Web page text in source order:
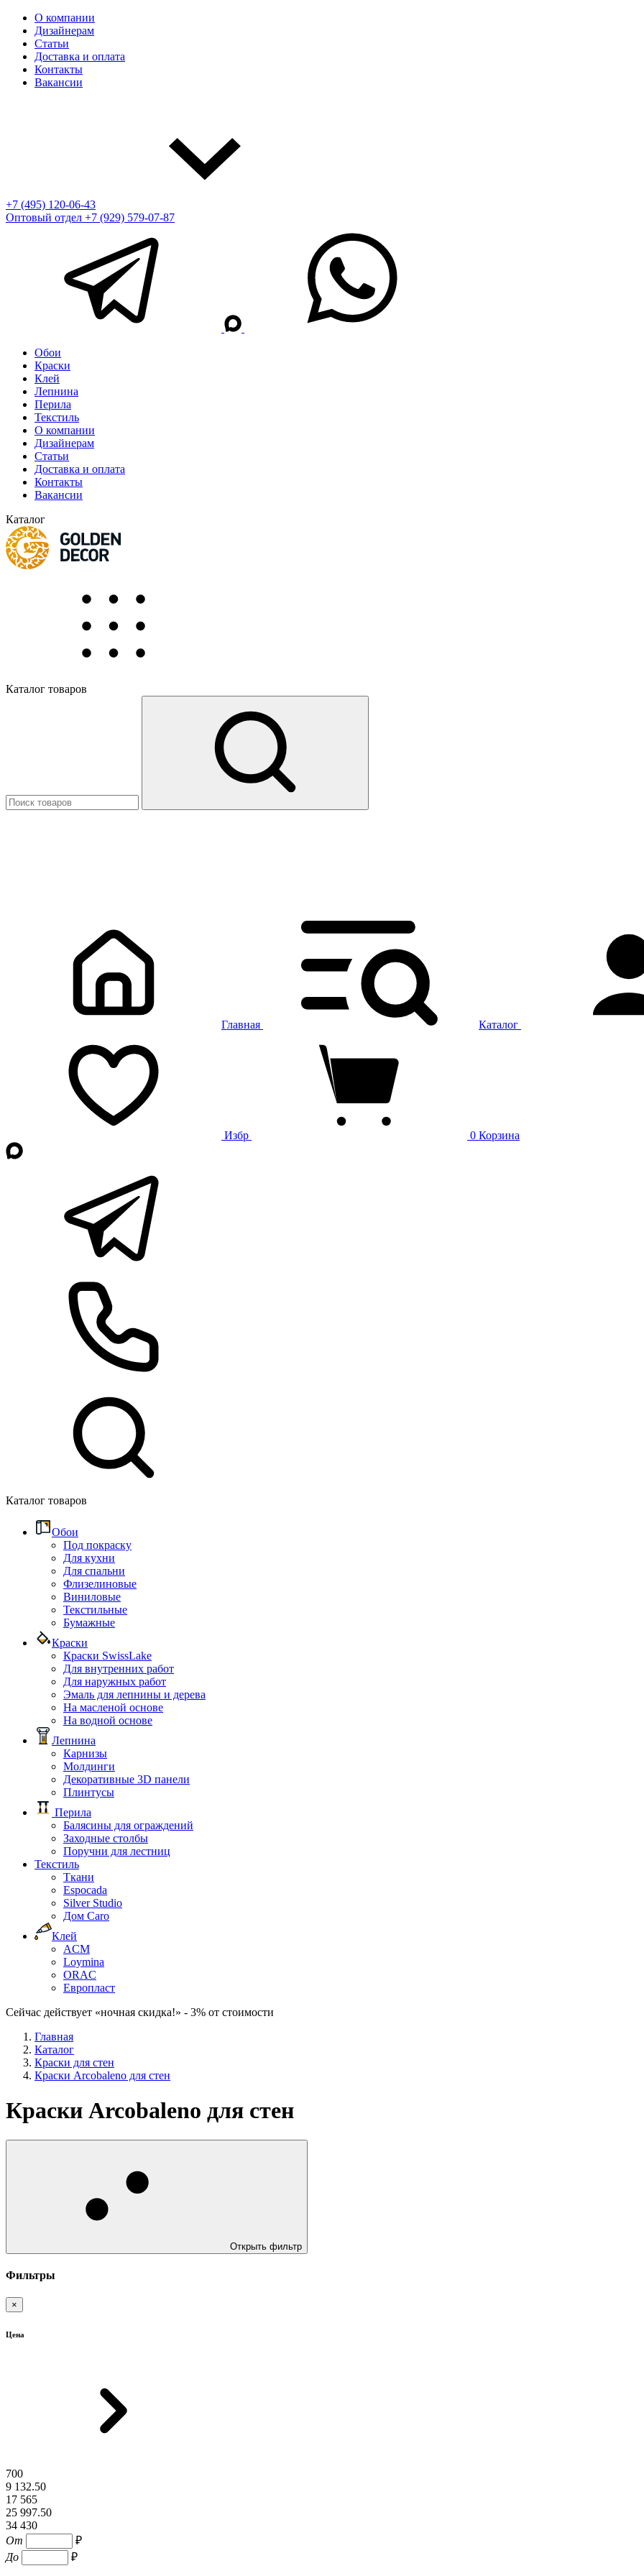
О компании
Дизайнерам
Статьи
Доставка и оплата
Контакты
Вакансии
+7 (495) 120-06-43
Оптовый отдел +7 (929) 579-07-87
Обои
Краски
Клей
Лепнина
Перила
Текстиль
О компании
Дизайнерам
Статьи
Доставка и оплата
Контакты
Вакансии
Каталог
Каталог товаров
Главная Каталог
Избр 0 Корзина
Каталог товаров
Обои
Под покраску
Для кухни
Для спальни
Флизелиновые
Виниловые
Текстильные
Бумажные
Краски
Краски SwissLake
Для внутренних работ
Для наружных работ
Эмаль для лепнины и дерева
На масленой основе
На водной основе
Лепнина
Карнизы
Молдинги
Декоративные 3D панели
Плинтусы
Перила
Балясины для ограждений
Заходные столбы
Поручни для лестниц
Текстиль
Ткани
Espocada
Silver Studio
Дом Caro
Клей
ACM
Loymina
ORAC
Европласт
Сейчас действует «ночная скидка!» - 3% от стоимости
Главная
Каталог
Краски для стен
Краски Arcobaleno для стен
Краски Arcobaleno для стен
Открыть фильтр
Фильтры
×
Цена
700
9 132.50
17 565
25 997.50
34 430
От
₽
До
₽